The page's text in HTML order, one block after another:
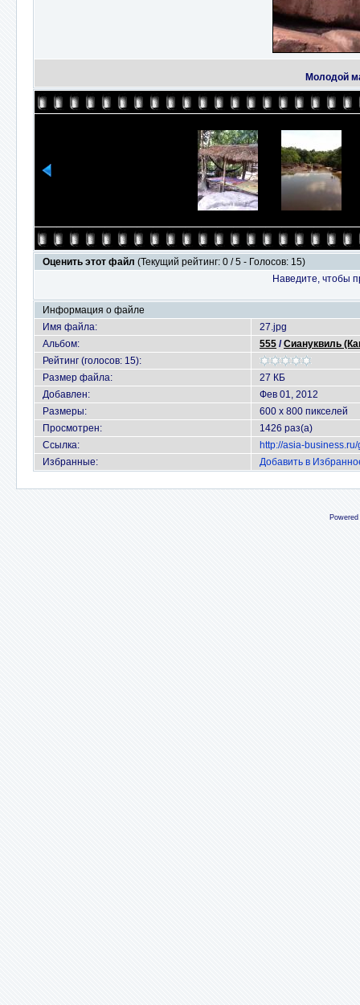
Молодой
Оценить этот файл (Текущий рейтинг: 0 / 5 - Голосов: 15)
Наведите, чтобы
Информация о файле
Имя файла:
27.jpg
Альбом:
555 /Сиануквиль
Рейтинг (голосов: 15):
Размер файла:
27 КБ
Добавлен:
Фев 01, 2012
Размеры:
600 x 800 пикселей
Просмотрен:
1426 раз(а)
Ссылка:
http://asia-
Избранные:
Добавить в